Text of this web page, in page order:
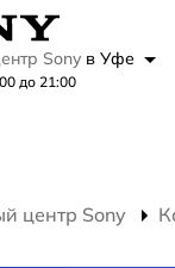
Sony в Уфе
до 21:00
центр Sony